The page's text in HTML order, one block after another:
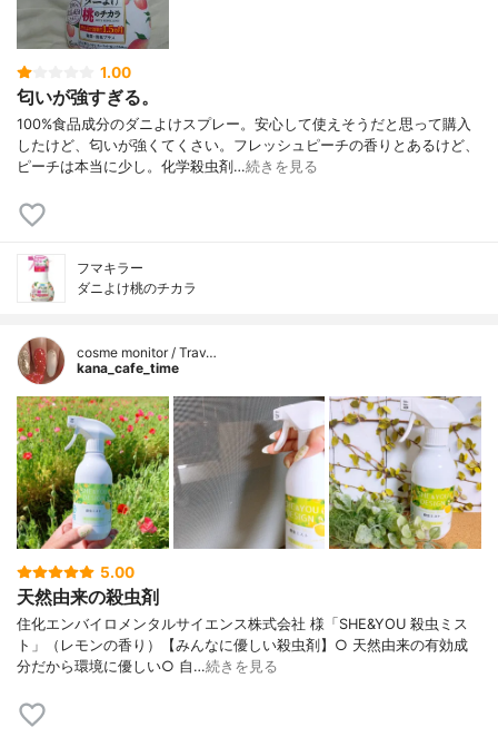
1.00
匂いが強すぎる。
100%食品成分のダニよけスプレー。安心して使えそうだと思って購入
したけど、匂いが強くてくさい。フレッシュピーチの香りとあるけど、
ピーチは本当に少し。化学殺虫剤…続きを見る
フマキラー
ダニよけ桃のチカラ
cosme monitor / Trav…
kana_cafe_time
5.00
天然由来の殺虫剤
住化エンバイロメンタルサイエンス株式会社 様「SHE&YOU 殺虫ミス
ト」（レモンの香り）【みんなに優しい殺虫剤】○ 天然由来の有効成
分だから環境に優しい○ 自…続きを見る